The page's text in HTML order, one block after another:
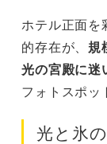
ホテル正面を
的存在が、 規
光の宮殿に迷
フォトスポッ
光と氷